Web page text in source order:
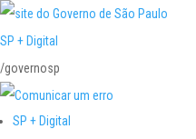
SP + Digital
/governosp
SP + Digital